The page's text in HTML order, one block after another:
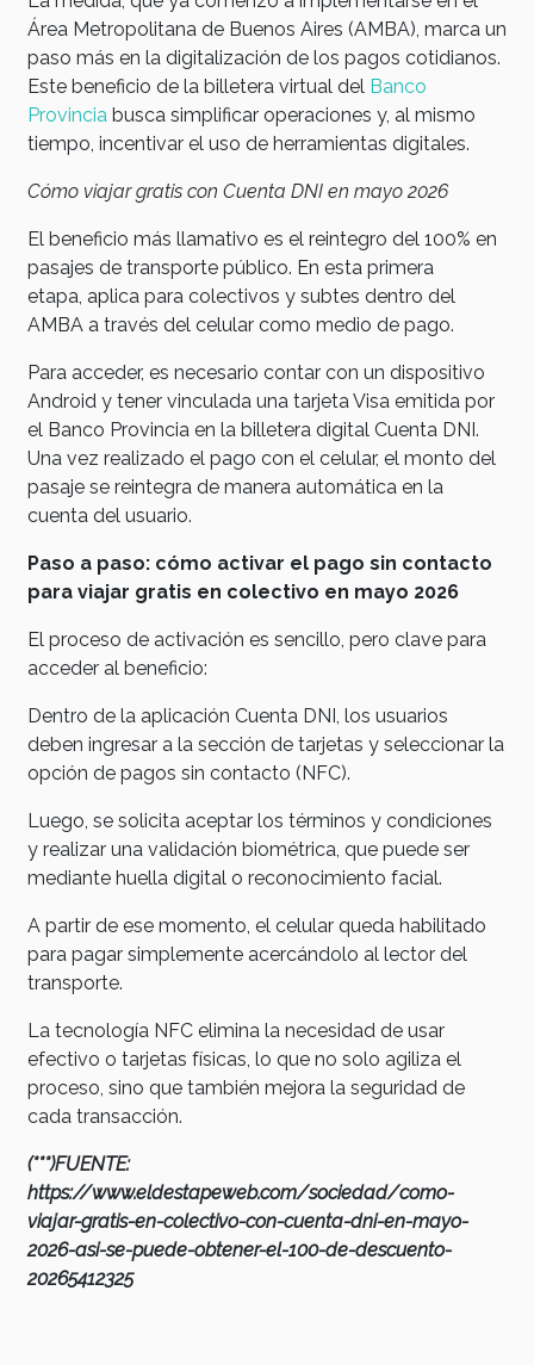
Área Metropolitana de Buenos Aires (AMBA), marca un
paso más en la digitalización de los pagos cotidianos.
Este beneficio de la billetera virtual del Banco
Provincia busca simplificar operaciones y, al mismo
tiempo, incentivar el uso de herramientas digitales.
Cómo viajar gratis con Cuenta DNI en mayo 2026
El beneficio más llamativo es el reintegro del 100% en
pasajes de transporte público. En esta primera
etapa, aplica para colectivos y subtes dentro del
AMBA a través del celular como medio de pago.
Para acceder, es necesario contar con un dispositivo
Android y tener vinculada una tarjeta Visa emitida por
el Banco Provincia en la billetera digital Cuenta DNI.
Una vez realizado el pago con el celular, el monto del
pasaje se reintegra de manera automática en la
cuenta del usuario.
Paso a paso: cómo activar el pago sin contacto
para viajar gratis en colectivo en mayo 2026
El proceso de activación es sencillo, pero clave para
acceder al beneficio:
Dentro de la aplicación Cuenta DNI, los usuarios
deben ingresar a la sección de tarjetas y seleccionar la
opción de pagos sin contacto (NFC).
Luego, se solicita aceptar los términos y condiciones
y realizar una validación biométrica, que puede ser
mediante huella digital o reconocimiento facial.
A partir de ese momento, el celular queda habilitado
para pagar simplemente acercándolo al lector del
transporte.
La tecnología NFC elimina la necesidad de usar
efectivo o tarjetas físicas, lo que no solo agiliza el
proceso, sino que también mejora la seguridad de
cada transacción.
(***)FUENTE:
https://www.eldestapeweb.com/sociedad/como-
viajar-gratis-en-colectivo-con-cuenta-dni-en-mayo-
2026-asi-se-puede-obtener-el-100-de-descuento-
20265412325